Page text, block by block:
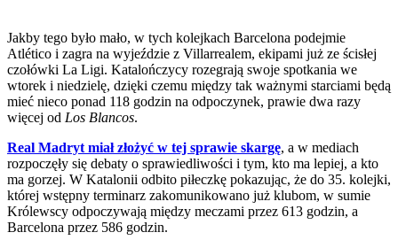
Jakby tego było mało, w tych kolejkach Barcelona podejmie
Atlético i zagra na wyjeździe z Villarrealem, ekipami już ze ścisłej
czołówki La Ligi. Katalończycy rozegrają swoje spotkania we
wtorek i niedzielę, dzięki czemu między tak ważnymi starciami będą
mieć nieco ponad 118 godzin na odpoczynek, prawie dwa razy
więcej od Los Blancos.
Real Madryt miał złożyć w tej sprawie skargę, a w mediach
rozpoczęły się debaty o sprawiedliwości i tym, kto ma lepiej, a kto
ma gorzej. W Katalonii odbito piłeczkę pokazując, że do 35. kolejki,
której wstępny terminarz zakomunikowano już klubom, w sumie
Królewscy odpoczywają między meczami przez 613 godzin, a
Barcelona przez 586 godzin.